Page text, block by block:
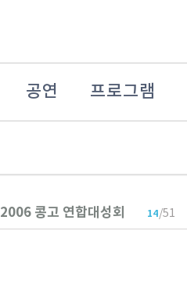
공연 프로그램
2006 콩고 연합대성회 14/51